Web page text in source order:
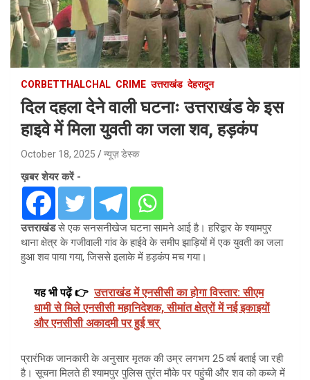
CORBETTHALCHAL CRIME उत्तराखंड देहरादून
दिल दहला देने वाली घटनाः उत्तराखंड के इस
हाइवे में मिला युवती का जला शव, हड़कंप
October 18, 2025 न्यूज़ डेस्क
ख़बर शेयर करें -
उत्तराखंडसे एक सनसनीखेज घटना सामने आई है। हरिद्वार के श्यामपुर
थाना क्षेत्र के गजीवाली गांव के हाईवे के समीप झाड़ियों में एक युवती का जला
हुआ शव पाया गया, जिससे इलाके में हड़कंप मच गया।
यह भी पढ़ें 👉 उत्तराखंड में एनसीसी का होगा विस्तार: सीएम
धामी से मिले एनसीसी महानिदेशक, सीमांत क्षेत्रों में नई इकाइयों
और एनसीसी अकादमी पर हुई चर्
प्रारंभिक जानकारी के अनुसार मृतक की उम्र लगभग 25 वर्ष बताई जा रही
है। सूचना मिलते ही श्यामपुर पुलिस तुरंत मौके पर पहुंची और शव को कब्जे में